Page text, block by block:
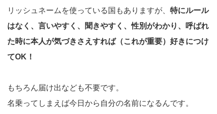
リッシュネームを使っている国もありますが、 特にルール
はなく、言いやすく、聞きやすく、性別がわかり、呼ばれ
た時に本人が気づきさえすれば（これが重要）好きにつけ
てOK！
もちろん届け出なども不要です。
名乗ってしまえば今日から自分の名前になるんです。